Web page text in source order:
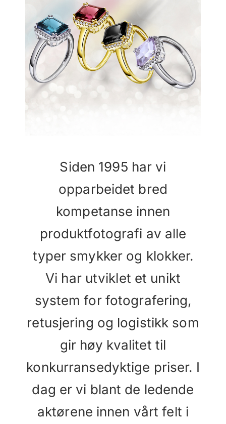
Siden 1995 har vi
opparbeidet bred
kompetanse innen
produktfotografi av alle
typer smykker og klokker.
Vi har utviklet et unikt
system for fotografering,
retusjering og logistikk som
gir høy kvalitet til
konkurransedyktige priser. I
dag er vi blant de ledende
aktørene innen vårt felt i